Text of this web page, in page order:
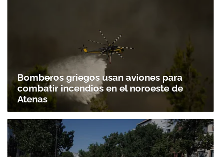
Bomberos griegos usan aviones para
combatir incendios en el noroeste de
Atenas